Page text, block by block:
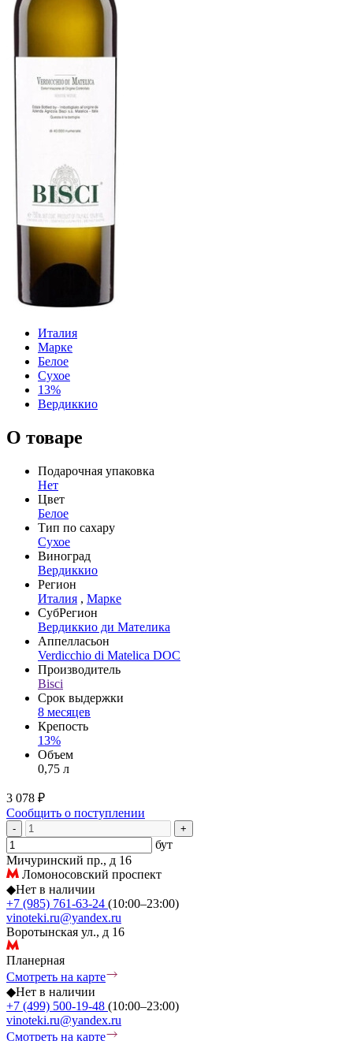
Италия
Марке
Белое
Сухое
13%
Вердиккио
О товаре
Подарочная упаковка
Нет
Цвет
Белое
Тип по сахару
Сухое
Виноград
Вердиккио
Регион
Италия , Марке
СубРегион
Вердиккио ди Мателика
Аппелласьон
Verdicchio di Matelica DOC
Производитель
Bisci
Срок выдержки
8 месяцев
Крепость
13%
Объем
0,75 л
3 078 ₽
Сообщить о поступлении
- +
бут
Мичуринский пр., д 16
Ломоносовский проспект
◆Нет в наличии
+7 (985) 761-63-24 (10:00–23:00)
vinoteki.ru@yandex.ru
Воротынская ул., д 16
Планерная
Смотреть на карте
◆Нет в наличии
+7 (499) 500-19-48 (10:00–23:00)
vinoteki.ru@yandex.ru
Смотреть на карте